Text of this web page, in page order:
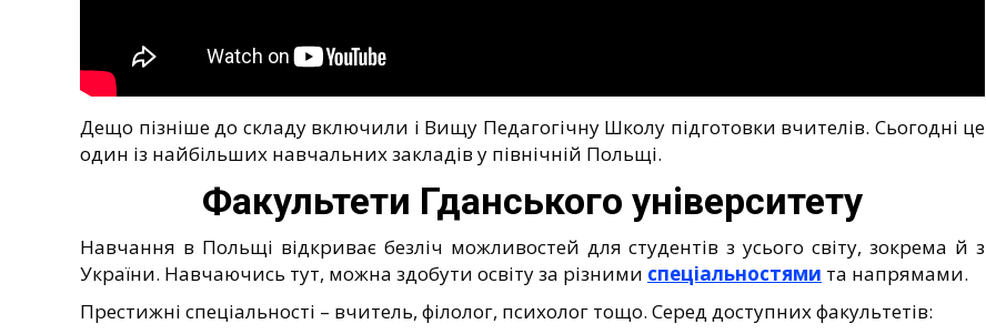
Дещо пізніше до складу включили і Вищу Педагогічну Школу підготовки вчителів. Сьогодні це
один із найбільших навчальних закладів у північній Польщі.
Факультети Гданського університету
Навчання в Польщі відкриває безліч можливостей для студентів з усього світу, зокрема й з
України. Навчаючись тут, можна здобути освіту за різними спеціальностями та напрямами.
Престижні спеціальності – вчитель, філолог, психолог тощо. Серед доступних факультетів: